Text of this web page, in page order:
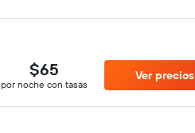
$65
por noche con tasas
Ver precios